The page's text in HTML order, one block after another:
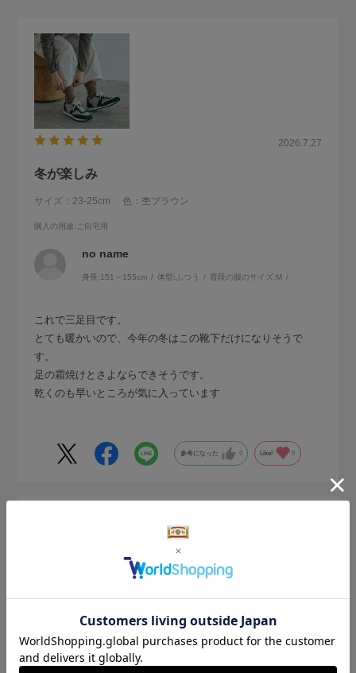
2026.7.27
冬が楽しみ
サイズ：23-25cm 色：杢ブラウン
購入の用途:ご自宅用
no name
身長:151～155cm 体型:ふつう 普段の服のサイズ:M
これで三足目です。
とても暖かいので、今年の冬はこの靴下だけになりそうで
す。
足の霜焼けとさよならできそうです。
乾くのも早いところが気に入っています
参考になった 0 Like! 0
サイズ復活 のぞみます